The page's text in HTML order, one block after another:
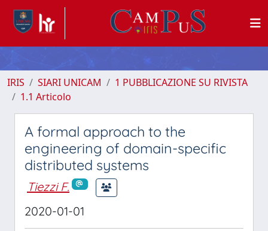
IRIS SIARI UNICAM
1 PUBBLICAZIONE SU RIVISTA
1.1 Articolo
A formal approach to the
engineering of domain-specific
distributed systems
Tiezzi F.
2020-01-01